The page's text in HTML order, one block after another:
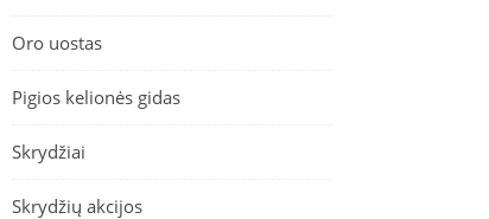
Oro uostas
Pigios kelionės gidas
Skrydžiai
Skrydžių akcijos